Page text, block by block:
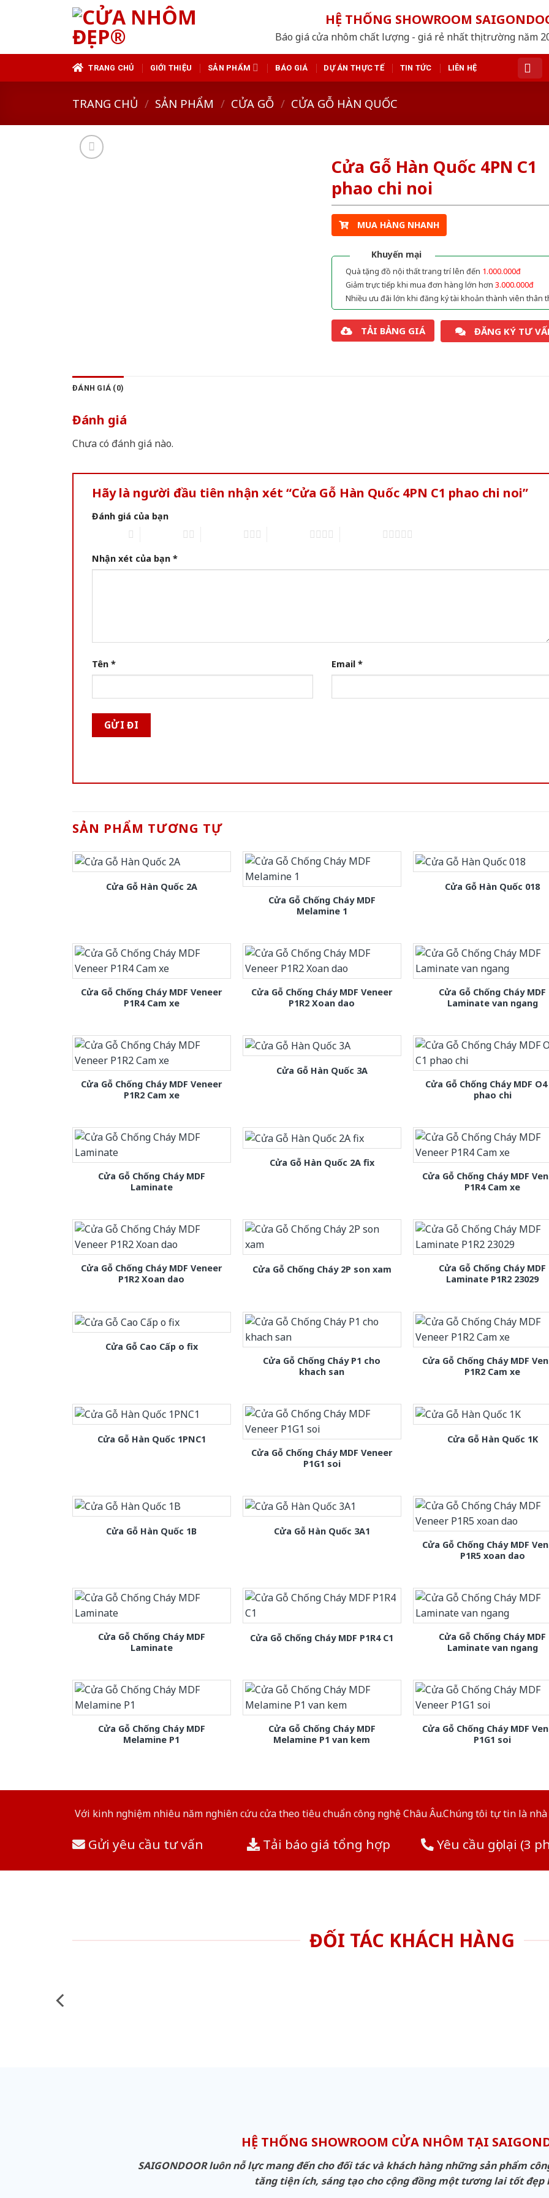
HỆ THỐNG SHOWROOM
Báo giá cửa nhôm chất lượng - giá rẻ nhất thị trường năm
TRANG CHỦ GIỚI THIỆU SẢN PHẨM BÁO GIÁ DỰ ÁN THỰC TẾ TIN TỨC LIÊN HỆ
TRANG CHỦ / SẢN PHẨM / CỬA GỖ / CỬA GỖ HÀN QUỐC
Cửa Gỗ Hàn Quốc 4PN C1
phao chi noi
MUA HÀNG NHANH
Khuyến mại
Quà tặng đồ nội thất trang trí lên đến 1.000.000đ
Giảm trực tiếp khi mua đơn hàng lớn hơn 3.000.000đ
Nhiều ưu đãi lớn khi đăng ký tài khoản thành viên thân
TẢI BẢNG GIÁ ĐĂNG KÝ TƯ
ĐÁNH GIÁ (0)
Đánh giá
Chưa có đánh giá nào.
Hãy là người đầu tiên nhận xét “Cửa Gỗ Hàn Quốc 4PN C1 phao chi noi”
Đánh giá của bạn
Nhận xét của bạn *
Tên * Email *
SẢN PHẨM TƯƠNG TỰ
Cửa Gỗ Hàn Quốc 2A
Cửa Gỗ Chống Cháy MDF
Melamine 1
Cửa Gỗ Hàn Quốc 018
Cửa Gỗ Chống Cháy MDF Veneer
P1R4 Cam xe
Cửa Gỗ Chống Cháy MDF Veneer
P1R2 Xoan dao
Cửa Gỗ Chống Cháy MDF
Laminate van ngang
Cửa Gỗ Chống Cháy MDF Veneer
P1R2 Cam xe
Cửa Gỗ Hàn Quốc 3A
Cửa Gỗ Chống Cháy MDF O4
phao chi
Cửa Gỗ Chống Cháy MDF
Laminate
Cửa Gỗ Hàn Quốc 2A fix
Cửa Gỗ Chống Cháy MDF
P1R4 Cam xe
Cửa Gỗ Chống Cháy MDF Veneer
P1R2 Xoan dao
Cửa Gỗ Chống Cháy 2P son xam
Cửa Gỗ Chống Cháy MDF
Laminate P1R2 23029
Cửa Gỗ Cao Cấp o fix
Cửa Gỗ Chống Cháy P1 cho
khach san
Cửa Gỗ Chống Cháy MDF
P1R2 Cam xe
Cửa Gỗ Hàn Quốc 1PNC1
Cửa Gỗ Chống Cháy MDF Veneer
P1G1 soi
Cửa Gỗ Hàn Quốc 1K
Cửa Gỗ Hàn Quốc 1B
Cửa Gỗ Hàn Quốc 3A1
Cửa Gỗ Chống Cháy MDF
P1R5 xoan dao
Cửa Gỗ Chống Cháy MDF
Laminate
Cửa Gỗ Chống Cháy MDF P1R4 C1
Cửa Gỗ Chống Cháy MDF
Laminate van ngang
Cửa Gỗ Chống Cháy MDF
Melamine P1
Cửa Gỗ Chống Cháy MDF
Melamine P1 van kem
Cửa Gỗ Chống Cháy MDF
P1G1 soi
Với kinh nghiệm nhiêu năm nghiên cứu cửa theo tiêu chuẩn công nghệ Châu Âu.Chúng tôi tự tin là
Gửi yêu cầu tư vấn Tải báo giá tổng hợp Yêu cầu gọi lại (3
ĐỐI TÁC KHÁCH HÀNG
HỆ THỐNG SHOWROOM CỬA NHÔM TẠI
SAIGONDOOR luôn nỗ lực mang đến cho đối tác và khách hàng những sản phẩm
tăng tiện ích, sáng tạo cho cộng đồng một tương lai tốt đẹp